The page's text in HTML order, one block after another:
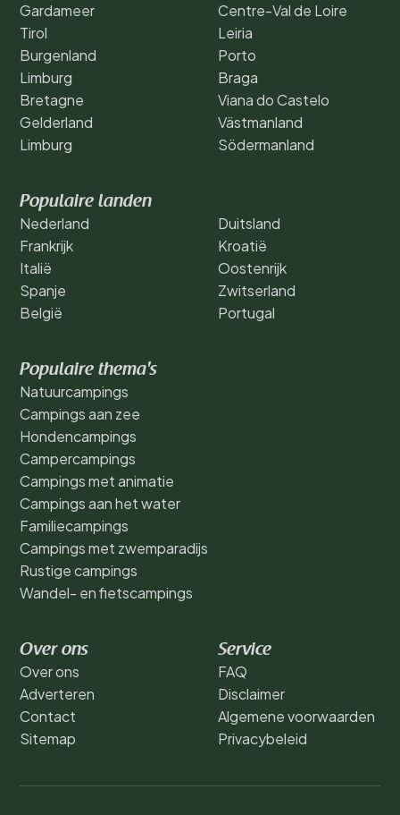
Gardameer
Tirol
Burgenland
Limburg
Bretagne
Gelderland
Limburg
Centre-Val de Loire
Leiria
Porto
Braga
Viana do Castelo
Västmanland
Södermanland
Populaire landen
Nederland
Frankrijk
Italië
Spanje
België
Duitsland
Kroatië
Oostenrijk
Zwitserland
Portugal
Populaire thema's
Natuurcampings
Campings aan zee
Hondencampings
Campercampings
Campings met animatie
Campings aan het water
Familiecampings
Campings met zwemparadijs
Rustige campings
Wandel- en fietscampings
Over ons
Over ons
Adverteren
Contact
Sitemap
Service
FAQ
Disclaimer
Algemene voorwaarden
Privacybeleid